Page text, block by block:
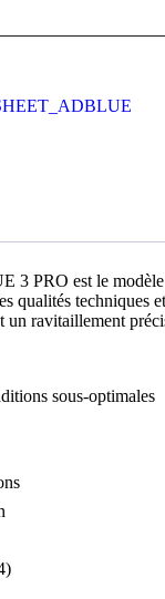
PRO est le
qualités
un ravitaillement
sous-optimales